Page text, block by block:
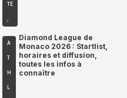
TÉ
A
T
H
Diamond League de
Monaco 2026 : Startlist,
horaires et diffusion,
toutes les infos à
connaître